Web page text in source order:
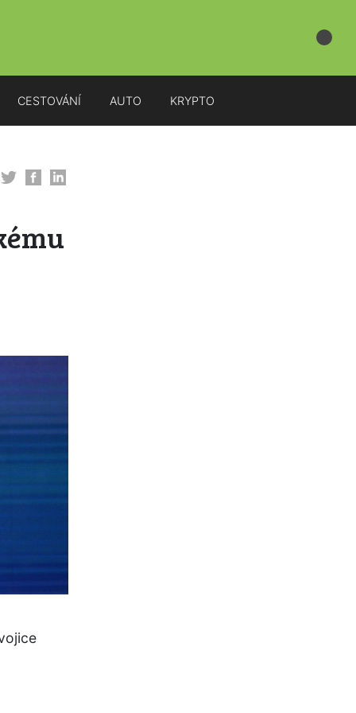
CESTOVÁNÍ AUTO KRYPTO